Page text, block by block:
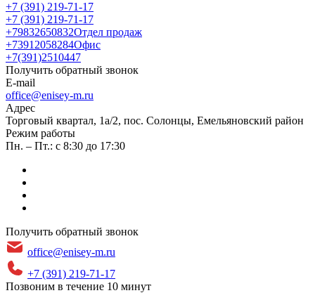
+7 (391) 219-71-17
+7 (391) 219-71-17
+79832650832Отдел продаж
+73912058284Офис
+7(391)2510447
Получить обратный звонок
E-mail
office@enisey-m.ru
Адрес
​Торговый квартал, 1а/2, пос. Солонцы, Емельяновский район
Режим работы
Пн. – Пт.: с 8:30 до 17:30
Получить обратный звонок
office@enisey-m.ru
+7 (391) 219-71-17
Позвоним в течение 10 минут